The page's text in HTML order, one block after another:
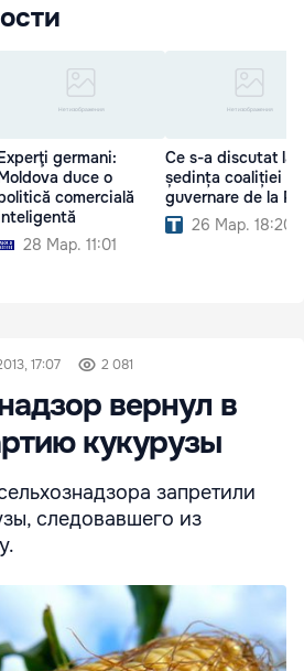
Experţi germani:
Moldova duce o
comercială
28 Мар. 11:01
Ce s-a discutat la
ședința coaliției de
guvernare de la
26 Мар. 18:20
17:07 2 081
вернул в
кукурузы
запретили
следовавшего из